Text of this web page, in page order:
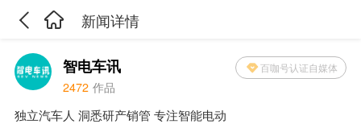
新闻详情
智电车讯 百咖号认证自媒体
2472 作品
独立汽车人 洞悉研产销管 专注智能电动